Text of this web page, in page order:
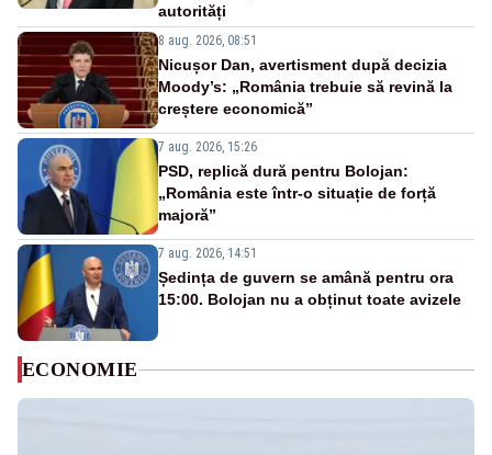
autorități
8 aug. 2026, 08:51
Nicușor Dan, avertisment după decizia
Moody’s: „România trebuie să revină la
creștere economică”
7 aug. 2026, 15:26
PSD, replică dură pentru Bolojan:
„România este într-o situație de forță
majoră”
7 aug. 2026, 14:51
Ședința de guvern se amână pentru ora
15:00. Bolojan nu a obținut toate avizele
ECONOMIE